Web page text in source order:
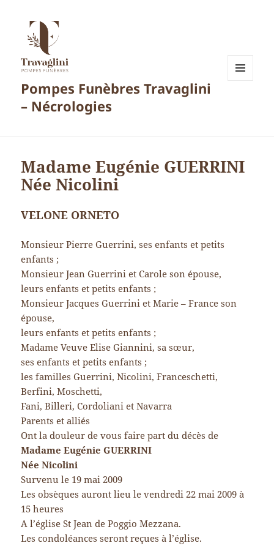
Pompes Funèbres Travaglini
– Nécrologies
Madame Eugénie GUERRINI
Née Nicolini
VELONE ORNETO
Monsieur Pierre Guerrini, ses enfants et petits
enfants ;
Monsieur Jean Guerrini et Carole son épouse,
leurs enfants et petits enfants ;
Monsieur Jacques Guerrini et Marie – France son
épouse,
leurs enfants et petits enfants ;
Madame Veuve Elise Giannini, sa sœur,
ses enfants et petits enfants ;
les familles Guerrini, Nicolini, Franceschetti,
Berfini, Moschetti,
Fani, Billeri, Cordoliani et Navarra
Parents et alliés
Ont la douleur de vous faire part du décès de
Madame Eugénie GUERRINI
Née Nicolini
Survenu le 19 mai 2009
Les obsèques auront lieu le vendredi 22 mai 2009 à
15 heures
A l’église St Jean de Poggio Mezzana.
Les condoléances seront reçues à l’église.